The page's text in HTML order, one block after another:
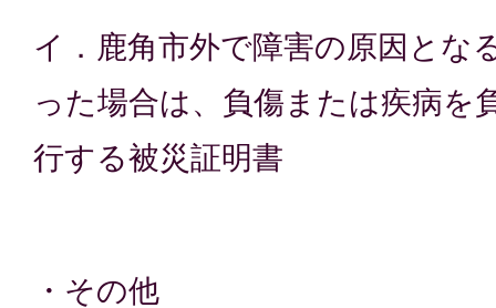
イ．鹿角市外で障害の原因とな
った場合は、負傷または疾病を
行する被災証明書
・その他